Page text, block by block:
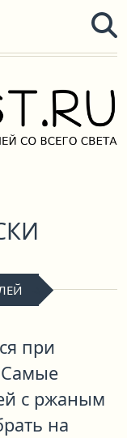
при
Самые
с ржаным
на